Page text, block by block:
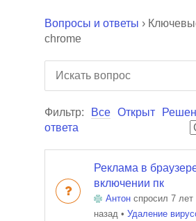
Вопросы и ответы ›
chrome
Фильтр: Все Открыт
ответа
Реклама в
включении пк
Антон спросил 7 лет
назад • Удаление